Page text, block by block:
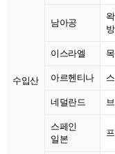
수입산
남아공
이스라엘
아르헨티나
네덜란드
스페인
일본